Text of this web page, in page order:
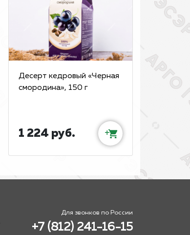
Десерт кедровый «Черная
смородина», 150 г
1 224 руб. +
Для звонков по России
+7 (812) 241-16-15